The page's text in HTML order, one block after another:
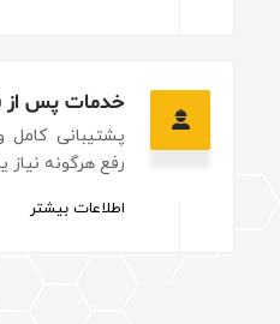
خدمات پس از
پشتیبانی
رفع هرگونه
اطلاعات بیشتر